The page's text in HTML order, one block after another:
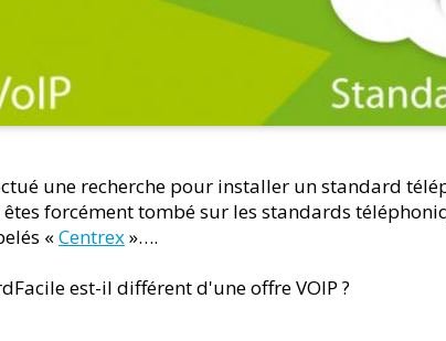
une recherche pour installer un standard
forcément tombé sur les standards
«Centrex»….
est-il différent d'une offre VOIP ?